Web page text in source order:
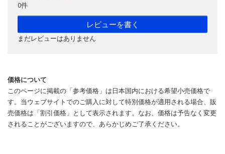
0件
レビューを書く
まだレビューはありません
価格について
このページに掲載の「参考価格」は日本国内における希望小売価格で
す。当ウェブサイトでのご購入に対して特別価格が適用される場合、販
売価格は「割引価格」として表示されます。なお、価格は予告なく変更
されることがございますので、あらかじめご了承ください。